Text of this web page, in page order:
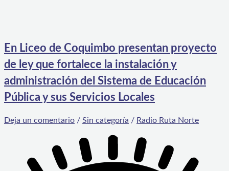
En Liceo de Coquimbo presentan proyecto
de ley que fortalece la instalación y
administración del Sistema de Educación
Pública y sus Servicios Locales
Deja un comentario / Sin categoría / Radio Ruta Norte